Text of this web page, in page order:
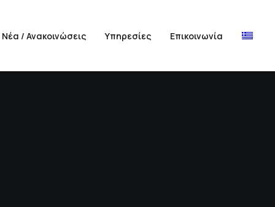
Νέα / Ανακοινώσεις Υπηρεσίες Επικοινωνία